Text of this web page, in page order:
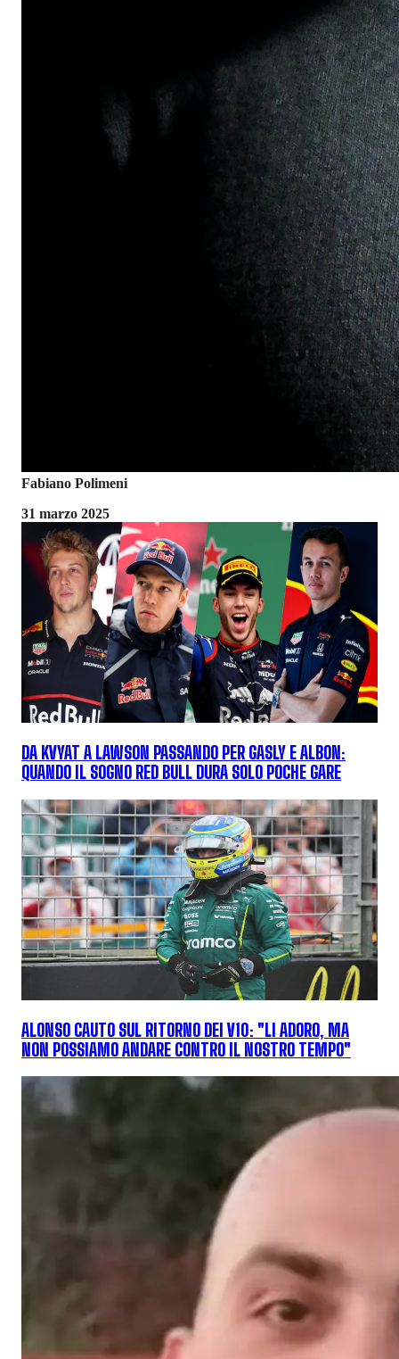
Fabiano Polimeni
31 marzo 2025
DA KVYAT A LAWSON PASSANDO PER GASLY E ALBON:
QUANDO IL SOGNO RED BULL DURA SOLO POCHE GARE
ALONSO CAUTO SUL RITORNO DEI V10: "LI ADORO, MA
NON POSSIAMO ANDARE CONTRO IL NOSTRO TEMPO"